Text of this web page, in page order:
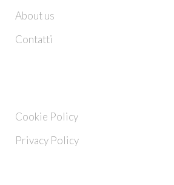
About us
Contatti
Cookie Policy
Privacy Policy